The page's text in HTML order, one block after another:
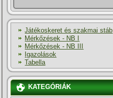
Játékoskeret és szakmai stáb
Mérkőzések - NB I
Mérkőzések - NB III
Igazolások
Tabella
KATEGÓRIÁK